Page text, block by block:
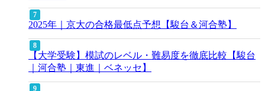
2025年｜京大の合格最低点予想【駿台＆河合塾】
【大学受験】模試のレベル・難易度を徹底比較【駿台
｜河合塾｜東進｜ベネッセ】